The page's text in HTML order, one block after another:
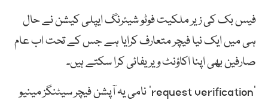
فیس بک کی زیر ملکیت فوٹو شیئرنگ ایپلی کیشن نے حال
ہی میں ایک نیا فیچر متعارف کرایا ہے جس کے تحت اب عام
صارفین بھی اپنا اکاؤنٹ ویریفائی کرا سکتے ہیں۔
‘request verification’ نامی یہ آپشن فیچر سیٹنگز مینیو